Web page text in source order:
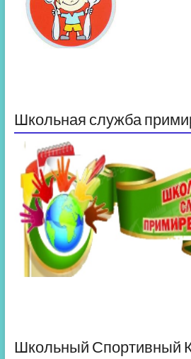
Школьная служба
Школьный Спортивный